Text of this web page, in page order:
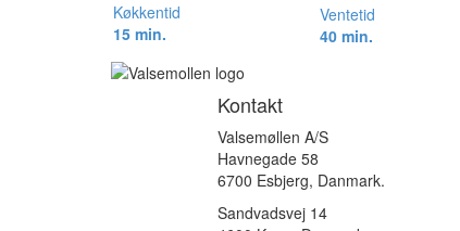
Køkkentid
15 min.
Ventetid
40 min.
Kontakt
Valsemøllen A/S
Havnegade 58
6700 Esbjerg, Danmark.
Sandvadsvej 14